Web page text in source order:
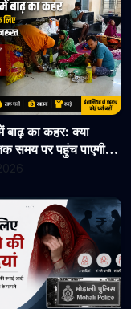
बाढ़ का कहर: क्या
समय पर पहुंच पाएगी